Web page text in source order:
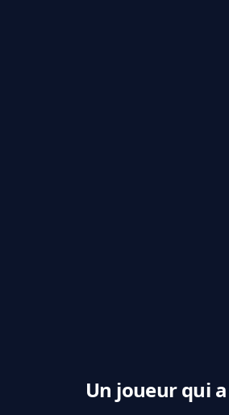
Un joueur qui